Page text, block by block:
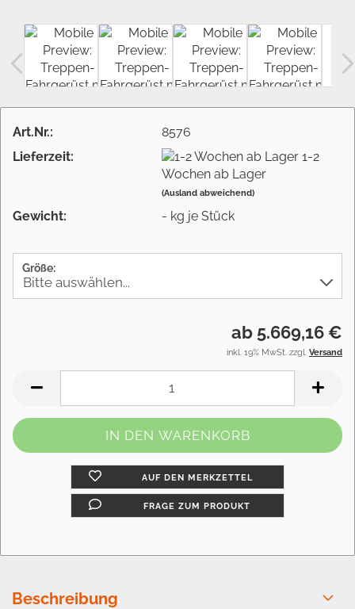
Art.Nr.:
8576
Lieferzeit:
1-2
Wochen ab Lager
(Ausland abweichend)
Gewicht: - kg je Stück
Größe:
ab 5.669,16 €
inkl. 19% MwSt. zzgl. Versand
AUF DEN MERKZETTEL
FRAGE ZUM PRODUKT
Beschreibung